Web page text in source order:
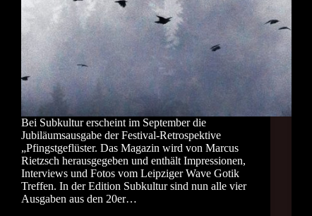
Bei Subkultur erscheint im September die
Jubiläumsausgabe der Festival-Retrospektive
„Pfingstgeflüster. Das Magazin wird von Marcus
Rietzsch herausgegeben und enthält Impressionen,
Interviews und Fotos vom Leipziger Wave Gotik
Treffen. In der Edition Subkultur sind nun alle vier
Ausgaben aus den 20er…